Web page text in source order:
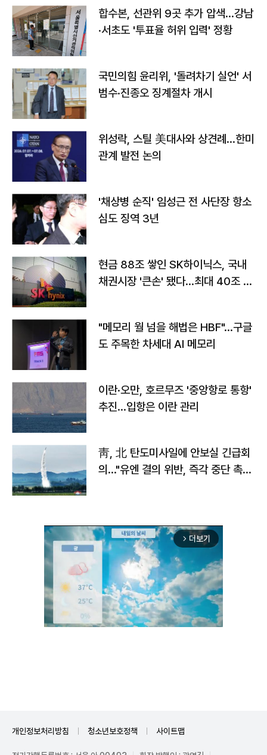
합수본, 선관위 9곳 추가 압색…강남
·서초도 '투표율 허위 입력' 정황
국민의힘 윤리위, '돌려차기 실언' 서
범수·진종오 징계절차 개시
위성락, 스틸 美대사와 상견례…한미
관계 발전 논의
'채상병 순직' 임성근 전 사단장 항소
심도 징역 3년
현금 88조 쌓인 SK하이닉스, 국내
채권시장 '큰손' 됐다…최대 40조 투
"메모리 월 넘을 해법은 HBF"…구글
도 주목한 차세대 AI 메모리
이란·오만, 호르무즈 '중앙항로 통항'
추진…입항은 이란 관리
靑, 北 탄도미사일에 안보실 긴급회
의…"유엔 결의 위반, 즉각 중단 촉
arrow_forward_ios 더보기
개인정보처리방침 청소년보호정책 사이트맵